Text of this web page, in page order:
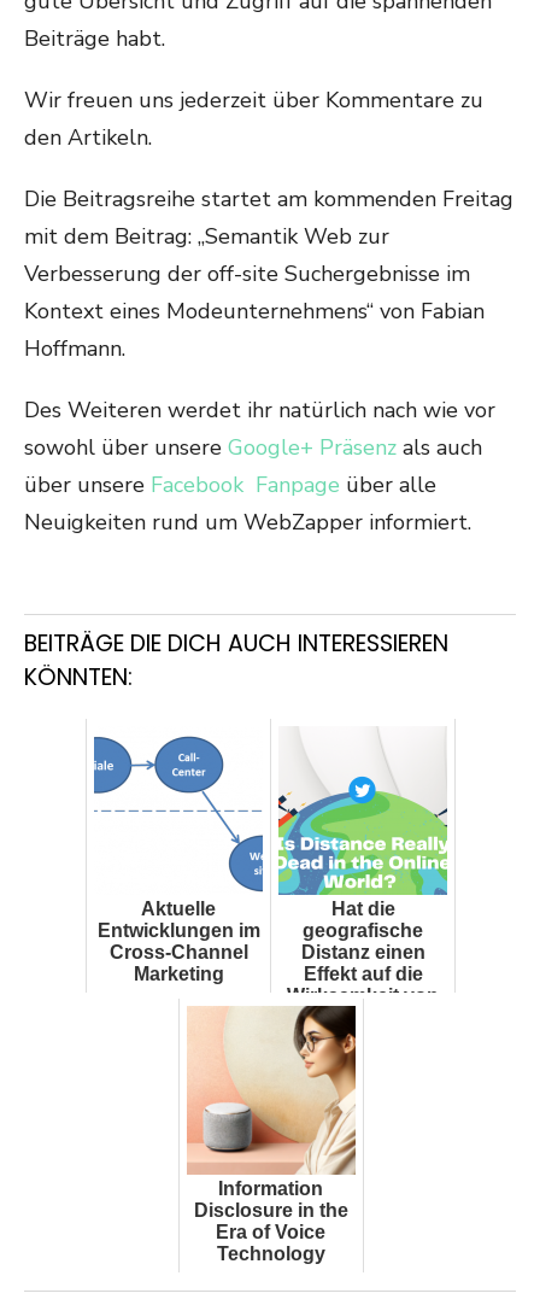
Beiträge habt.
Wir freuen uns jederzeit über Kommentare zu
den Artikeln.
Die Beitragsreihe startet am kommenden Freitag
mit dem Beitrag: „Semantik Web zur
Verbesserung der off-site Suchergebnisse im
Kontext eines Modeunternehmens“ von Fabian
Hoffmann.
Des Weiteren werdet ihr natürlich nach wie vor
sowohl über unsere Google+ Präsenz als auch
über unsere Facebook Fanpage über alle
Neuigkeiten rund um WebZapper informiert.
BEITRÄGE DIE DICH AUCH INTERESSIEREN
KÖNNTEN:
Aktuelle
Entwicklungen im
Cross-Channel
Marketing
Hat die
geografische
Distanz einen
Effekt auf die
Wirksamkeit von
eWOM?
Information
Disclosure in the
Era of Voice
Technology